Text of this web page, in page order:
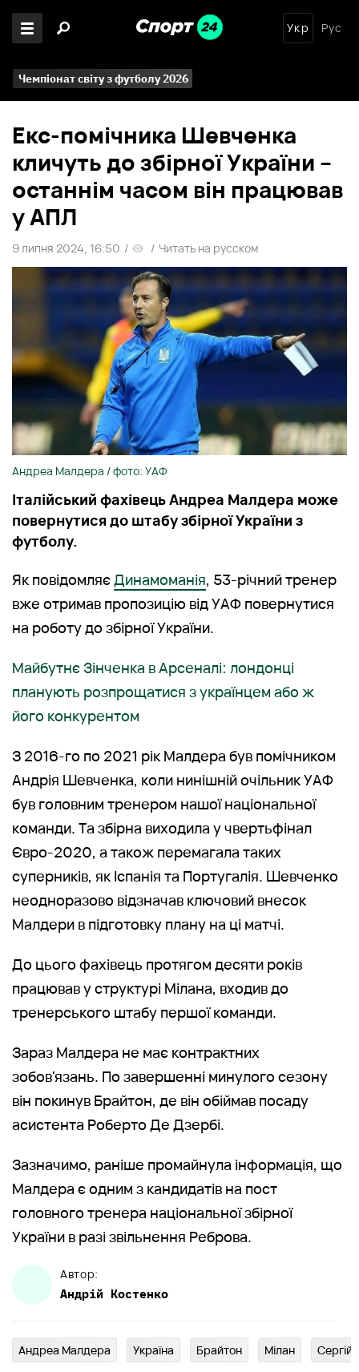
Укр Рус
Чемпіонат світу з футболу 2026
Екс-помічника Шевченка
кличуть до збірної України –
останнім часом він працював
у АПЛ
9 липня 2024, 16:50 / / Читать на русском
Андреа Малдера / фото: УАФ
Італійський фахівець Андреа Малдера може
повернутися до штабу збірної України з
футболу.
Як повідомляєДинамоманія, 53-річний тренер
вже отримав пропозицію від УАФ повернутися
на роботу до збірної України.
Майбутнє Зінченка в Арсеналі: лондонці
планують розпрощатися з українцем або ж
його конкурентом
З 2016-го по 2021 рік Малдера був помічником
Андрія Шевченка, коли нинішній очільник УАФ
був головним тренером нашої національної
команди. Та збірна виходила у чвертьфінал
Євро-2020, а також перемагала таких
суперників, як Іспанія та Португалія. Шевченко
неодноразово відзначав ключовий внесок
Малдери в підготовку плану на ці матчі.
До цього фахівець протягом десяти років
працював у структурі Мілана, входив до
тренерського штабу першої команди.
Зараз Малдера не має контрактних
зобов'язань. По завершенні минулого сезону
він покинув Брайтон, де він обіймав посаду
асистента Роберто Де Дзербі.
Зазначимо, раніше промайнула інформація, що
Малдера є одним з кандидатів на пост
головного тренера національної збірної
України в разі звільнення Реброва.
Автор:
Андрій Костенко
Андреа Малдера Україна Брайтон Мілан Сергій